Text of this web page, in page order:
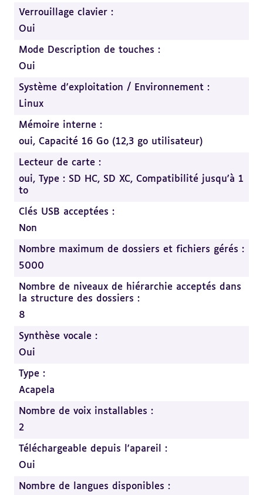
Verrouillage clavier :
Oui
Mode Description de touches :
Oui
Système d'exploitation / Environnement :
Linux
Mémoire interne :
oui, Capacité 16 Go (12,3 go utilisateur)
Lecteur de carte :
oui, Type : SD HC, SD XC, Compatibilité jusqu'à 1
to
Clés USB acceptées :
Non
Nombre maximum de dossiers et fichiers gérés :
5000
Nombre de niveaux de hiérarchie acceptés dans
la structure des dossiers :
8
Synthèse vocale :
Oui
Type :
Acapela
Nombre de voix installables :
2
Téléchargeable depuis l'apareil :
Oui
Nombre de langues disponibles :